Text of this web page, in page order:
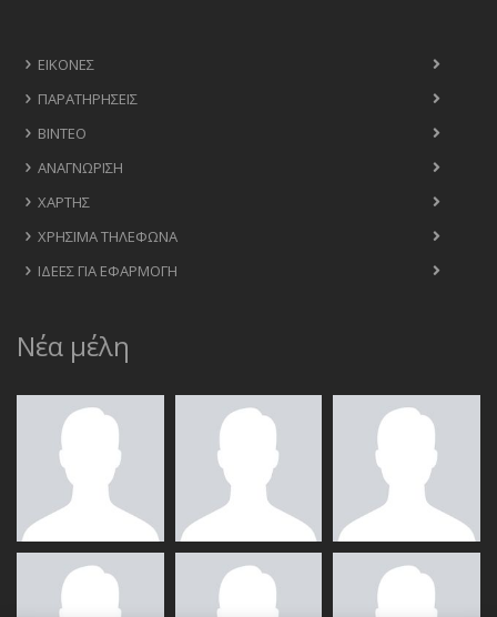
ΕΙΚΌΝΕΣ
ΠΑΡΑΤΗΡΉΣΕΙΣ
ΒΊΝΤΕΟ
ΑΝΑΓΝΏΡΙΣΗ
ΧΆΡΤΗΣ
ΧΡΉΣΙΜΑ ΤΗΛΈΦΩΝΑ
ΙΔΈΕΣ ΓΙΑ ΕΦΑΡΜΟΓΉ
Νέα μέλη